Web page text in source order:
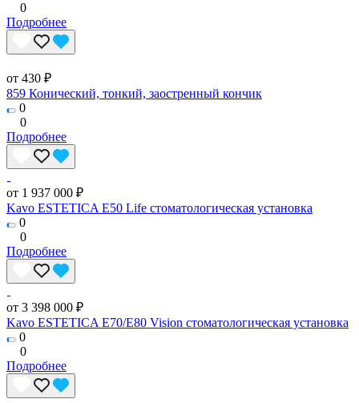
0
Подробнее
от 430 ₽
859 Конический, тонкий, заостренный кончик
0
0
Подробнее
от 1 937 000 ₽
Kavo ESTETICA E50 Life стоматологическая установка
0
0
Подробнее
от 3 398 000 ₽
Kavo ESTETICA E70/E80 Vision стоматологическая установка
0
0
Подробнее